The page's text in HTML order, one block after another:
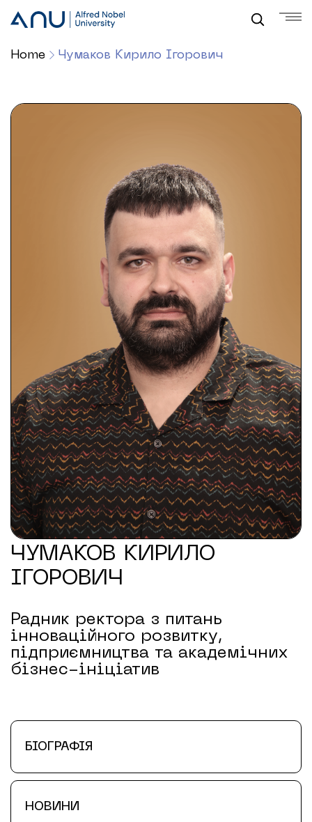
Home Чумаков Кирило Ігорович
ЧУМАКОВ КИРИЛО
ІГОРОВИЧ
Радник ректора з питань
інноваційного розвитку,
підприємництва та академічних
бізнес-ініціатив
БІОГРАФІЯ
НОВИНИ